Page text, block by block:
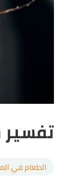
تفسير
الطعام في